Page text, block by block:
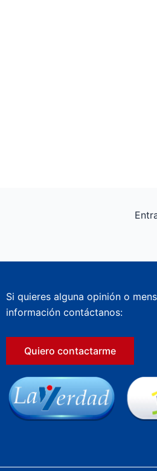
Si quieres alguna opinión o
información contáctanos:
Quiero contactarme